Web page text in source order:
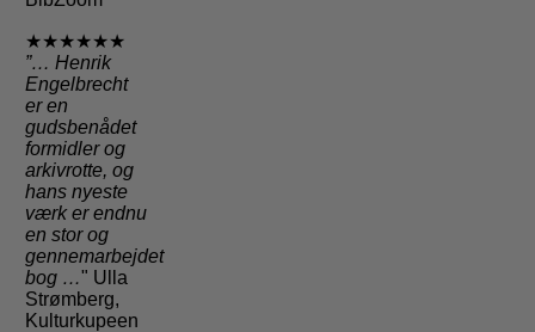
★★★★★★
”… Henrik
Engelbrecht
er en
gudsbenådet
formidler og
arkivrotte, og
hans nyeste
værk er endnu
en stor og
gennemarbejdet
bog …" Ulla
Strømberg,
Kulturkupeen